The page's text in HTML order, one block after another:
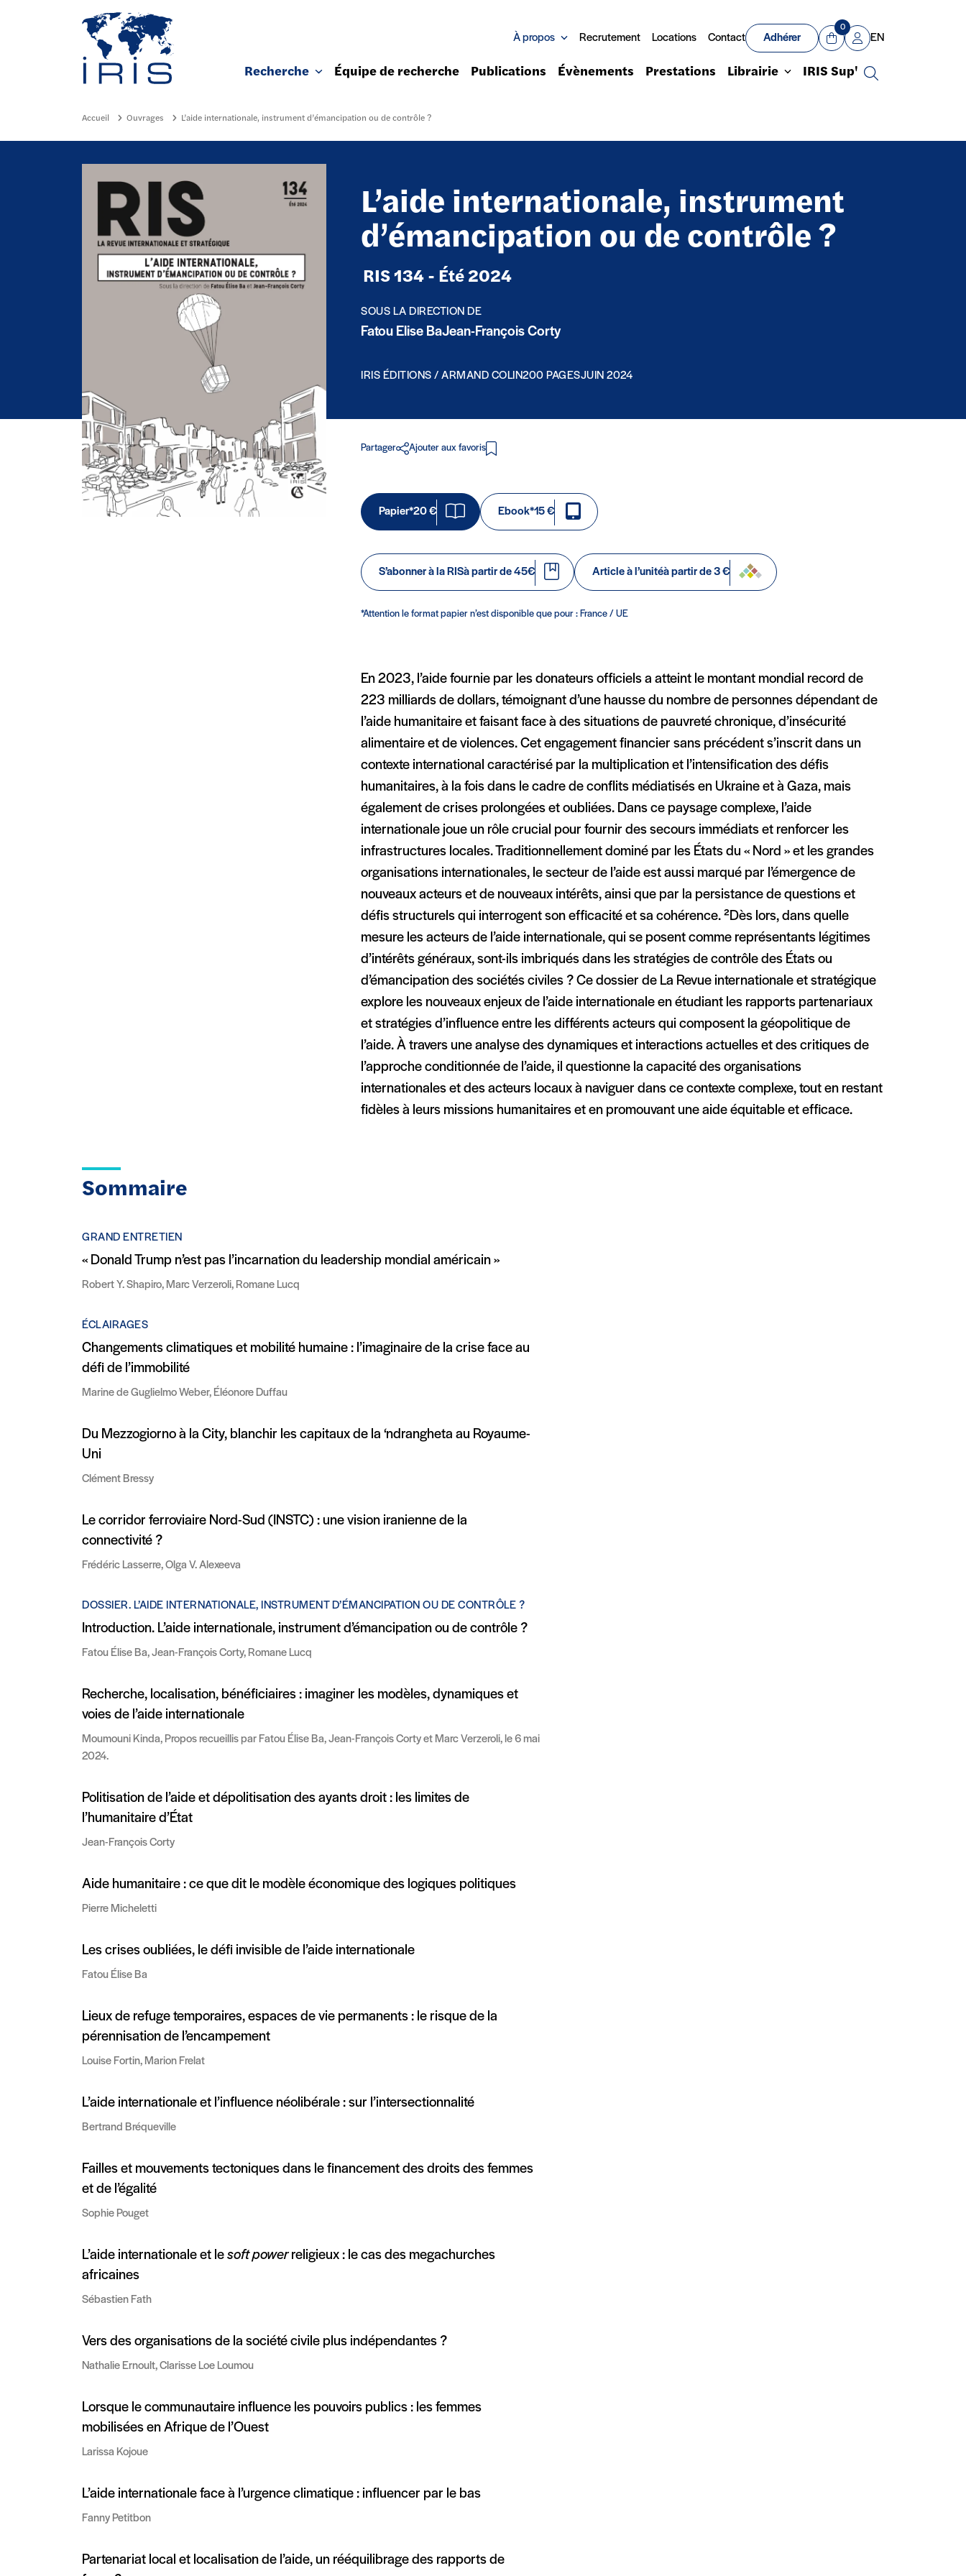
Aller au contenu principal
À propos Recrutement Locations Contact Adhérer
Panier
0
Mon compte
EN
Recherche Équipe de recherche Publications Évènements Prestations Librairie IRIS Sup'
Recherche
Accueil Ouvrages L’aide internationale, instrument d’émancipation ou de contrôle ?
L’aide internationale, instrument
d’émancipation ou de contrôle ?
RIS 134 - Été 2024
SOUS LA DIRECTION DE
Fatou Elise BaJean-François Corty
IRIS ÉDITIONS / ARMAND COLIN200 PAGESJUIN 2024
Partager Ajouter aux favoris
Papier*20 € Ebook*15 €
S’abonner à la RISà partir de 45€ Article à l’unitéà partir de 3 €
*Attention le format papier n’est disponible que pour : France / UE
En 2023, l’aide fournie par les donateurs officiels a atteint le montant mondial record de
223 milliards de dollars, témoignant d’une hausse du nombre de personnes dépendant de
l’aide humanitaire et faisant face à des situations de pauvreté chronique, d’insécurité
alimentaire et de violences. Cet engagement financier sans précédent s’inscrit dans un
contexte international caractérisé par la multiplication et l’intensification des défis
humanitaires, à la fois dans le cadre de conflits médiatisés en Ukraine et à Gaza, mais
également de crises prolongées et oubliées. Dans ce paysage complexe, l’aide
internationale joue un rôle crucial pour fournir des secours immédiats et renforcer les
infrastructures locales. Traditionnellement dominé par les États du « Nord » et les grandes
organisations internationales, le secteur de l’aide est aussi marqué par l’émergence de
nouveaux acteurs et de nouveaux intérêts, ainsi que par la persistance de questions et
défis structurels qui interrogent son efficacité et sa cohérence. ²Dès lors, dans quelle
mesure les acteurs de l’aide internationale, qui se posent comme représentants légitimes
d’intérêts généraux, sont-ils imbriqués dans les stratégies de contrôle des États ou
d’émancipation des sociétés civiles ? Ce dossier de La Revue internationale et stratégique
explore les nouveaux enjeux de l’aide internationale en étudiant les rapports partenariaux
et stratégies d’influence entre les différents acteurs qui composent la géopolitique de
l’aide. À travers une analyse des dynamiques et interactions actuelles et des critiques de
l’approche conditionnée de l’aide, il questionne la capacité des organisations
internationales et des acteurs locaux à naviguer dans ce contexte complexe, tout en restant
fidèles à leurs missions humanitaires et en promouvant une aide équitable et efficace.
Sommaire
GRAND ENTRETIEN
« Donald Trump n’est pas l’incarnation du leadership mondial américain »
Robert Y. Shapiro, Marc Verzeroli, Romane Lucq
ÉCLAIRAGES
Changements climatiques et mobilité humaine : l’imaginaire de la crise face au
défi de l’immobilité
Marine de Guglielmo Weber, Éléonore Duffau
Du Mezzogiorno à la City, blanchir les capitaux de la ‘ndrangheta au Royaume-
Uni
Clément Bressy
Le corridor ferroviaire Nord-Sud (INSTC) : une vision iranienne de la
connectivité ?
Frédéric Lasserre, Olga V. Alexeeva
DOSSIER. L’AIDE INTERNATIONALE, INSTRUMENT D’ÉMANCIPATION OU DE CONTRÔLE ?
Introduction. L’aide internationale, instrument d’émancipation ou de contrôle ?
Fatou Élise Ba, Jean-François Corty, Romane Lucq
Recherche, localisation, bénéficiaires : imaginer les modèles, dynamiques et
voies de l’aide internationale
Moumouni Kinda, Propos recueillis par Fatou Élise Ba, Jean-François Corty et Marc Verzeroli, le 6 mai
2024.
Politisation de l’aide et dépolitisation des ayants droit : les limites de
l’humanitaire d’État
Jean-François Corty
Aide humanitaire : ce que dit le modèle économique des logiques politiques
Pierre Micheletti
Les crises oubliées, le défi invisible de l’aide internationale
Fatou Élise Ba
Lieux de refuge temporaires, espaces de vie permanents : le risque de la
pérennisation de l’encampement
Louise Fortin, Marion Frelat
L’aide internationale et l’influence néolibérale : sur l’intersectionnalité
Bertrand Bréqueville
Failles et mouvements tectoniques dans le financement des droits des femmes
et de l’égalité
Sophie Pouget
L’aide internationale et le soft powerreligieux : le cas des megachurches
africaines
Sébastien Fath
Vers des organisations de la société civile plus indépendantes ?
Nathalie Ernoult, Clarisse Loe Loumou
Lorsque le communautaire influence les pouvoirs publics : les femmes
mobilisées en Afrique de l’Ouest
Larissa Kojoue
L’aide internationale face à l’urgence climatique : influencer par le bas
Fanny Petitbon
Partenariat local et localisation de l’aide, un rééquilibrage des rapports de